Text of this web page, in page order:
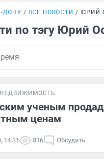
ДОНУ ВСЕ НОВОСТИ ЮРИЙ
по тэгу Юрий
НЕДВИЖИМОСТЬ
ученым
ценам
14:31 816 Обсудить